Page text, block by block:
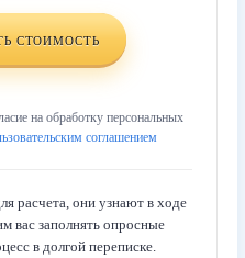
СТОИМОСТЬ
на обработку персональных
соглашением
расчета, они узнают в ходе
вас заполнять опросные
в долгой переписке.